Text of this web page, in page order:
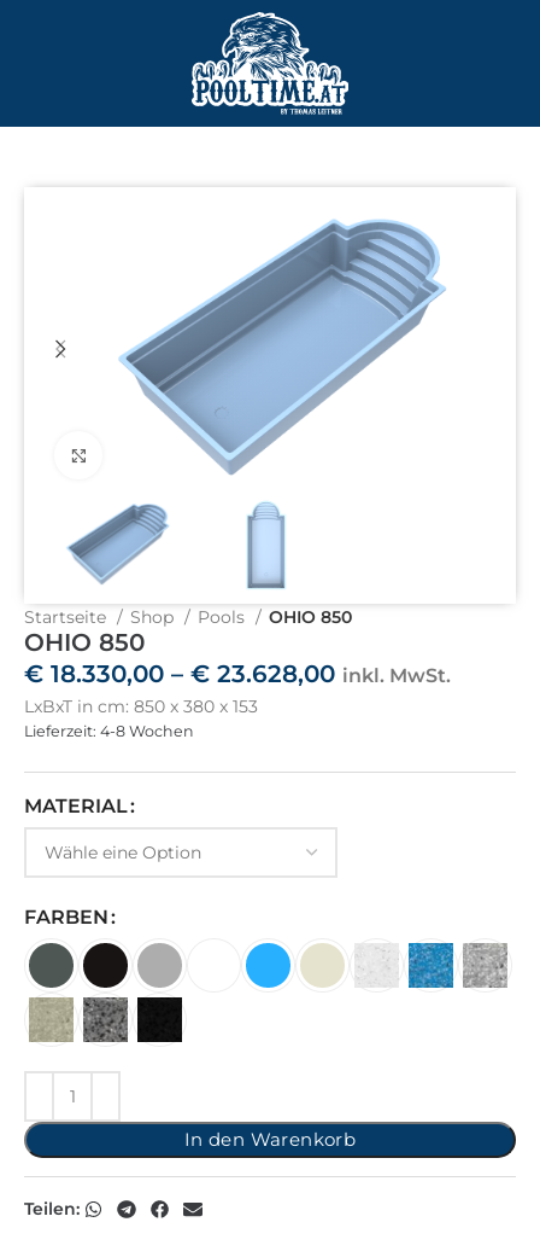
Click to enlarge
Startseite Shop Pools OHIO 850
OHIO 850
€ 18.330,00 –€ 23.628,00 inkl. MwSt.
LxBxT in cm: 850 x 380 x 153
Lieferzeit: 4-8 Wochen
MATERIAL
FARBEN
In den Warenkorb
Teilen: